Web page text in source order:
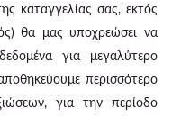
καταγγελίας σας, εκτός
θα μας υποχρεώσει να
για μεγαλύτερο
περισσότερο
για την περίοδο